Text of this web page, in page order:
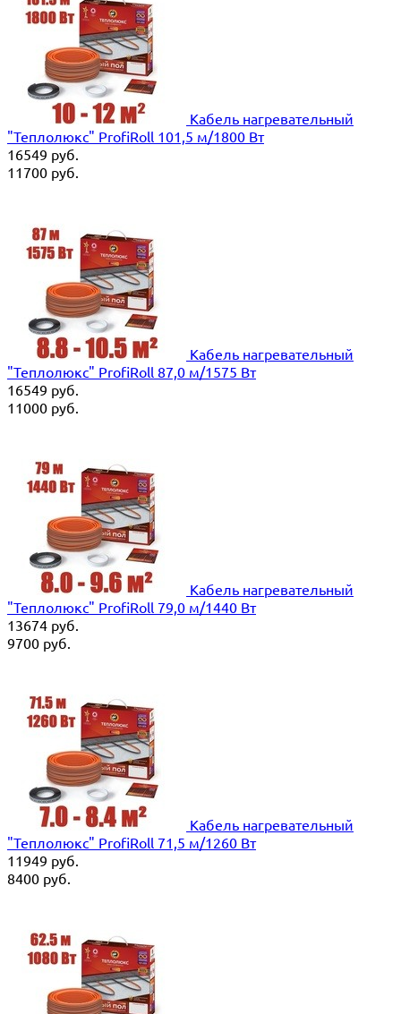
Кабель нагревательный
"Теплолюкс" ProfiRoll 101,5 м/1800 Вт
16549 руб.
11700 руб.
Кабель нагревательный
"Теплолюкс" ProfiRoll 87,0 м/1575 Вт
16549 руб.
11000 руб.
Кабель нагревательный
"Теплолюкс" ProfiRoll 79,0 м/1440 Вт
13674 руб.
9700 руб.
Кабель нагревательный
"Теплолюкс" ProfiRoll 71,5 м/1260 Вт
11949 руб.
8400 руб.